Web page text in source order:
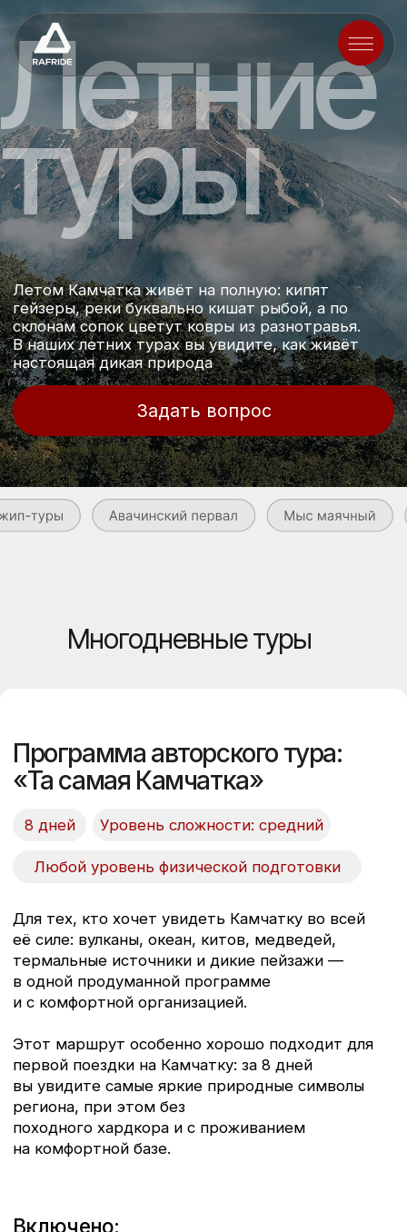
Туры
О нас
Галерея
Летние
туры
Летом Камчатка живёт на полную: кипят
гейзеры, реки буквально кишат рыбой, а по
склонам сопок цветут ковры из разнотравья.
В наших летних турах вы увидите, как живёт
настоящая дикая природа
Задать вопрос
Многодневные туры
Программа авторского тура:
Для тех, кто хочет увидеть Камчатку во всей
Этот маршрут особенно хорошо подходит для
первой поездки на Камчатку: за 8 дней
вы увидите самые яркие природные символы
региона, при этом без
на комфортной базе.
В стоимость программы не включено:
Включено:
Трансферы по маршруту
Снаряжение
Морская прогулка
Двухместное проживание
Рекреационные сборы
Приветственный ужин
Авиаперелёт до Петропавловска-
Страховка
Обеды и ужины в городе
Алкогольные напитки
Дополнительные экскурсии
Трансферы, не включенные в программу